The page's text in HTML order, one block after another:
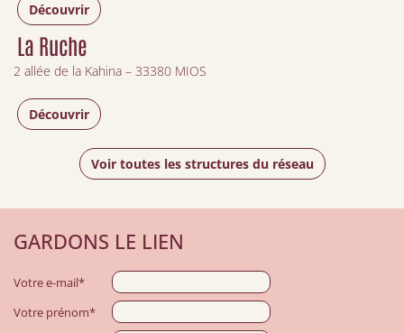
Découvrir
La Ruche
2 allée de la Kahina – 33380 MIOS
Découvrir
Voir toutes les structures du réseau
GARDONS LE LIEN
Votre e-mail*
Votre prénom*